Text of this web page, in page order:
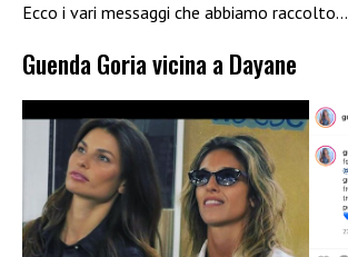
Ecco i vari messaggi che abbiamo raccolto…
Guenda Goria vicina a Dayane